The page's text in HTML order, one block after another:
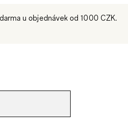
u objednávek od 1000 CZK.